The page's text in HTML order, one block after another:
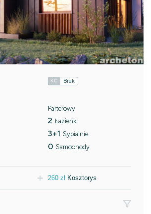
KC Brak
Parterowy
2 Łazienki
3+1 Sypialnie
0 Samochody
260 zł Kosztorys